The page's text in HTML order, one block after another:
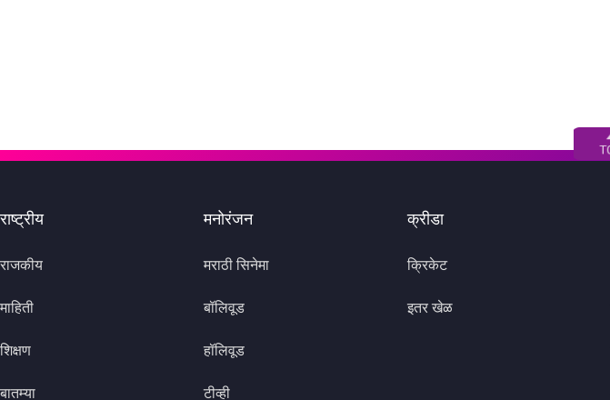
राष्ट्रीय
राजकीय
माहिती
शिक्षण
बातम्या
मनोरंजन
मराठी सिनेमा
बॉलिवूड
हॉलिवूड
टीव्ही
क्रीडा
क्रिकेट
इतर खेळ